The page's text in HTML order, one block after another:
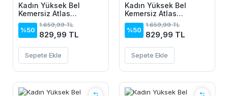
Kadın Yüksek Bel
Kemersiz Atlas
Pantolon
%50
1.659,99 TL
829,99 TL
Sepete Ekle
Kadın Yüksek Bel
Kemersiz Atlas
Pantolon
%50
1.659,99 TL
829,99 TL
Sepete Ekle